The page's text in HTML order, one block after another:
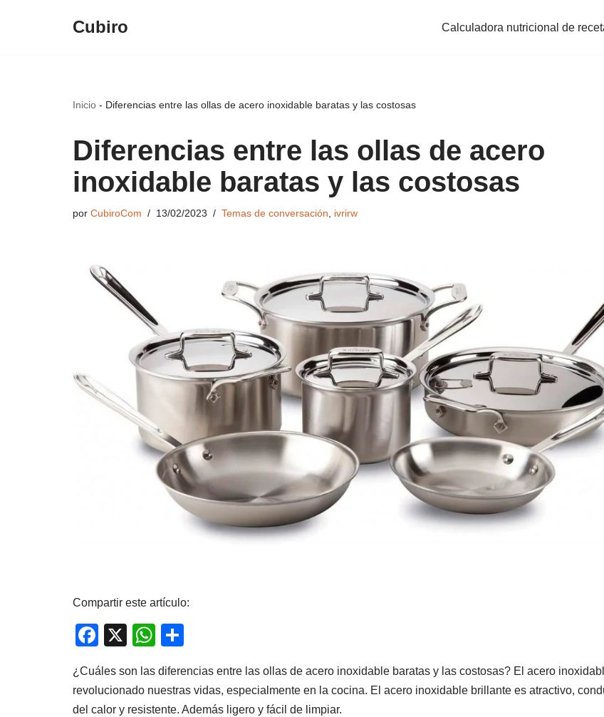
Cubiro Calculadora nutricional de
Inicio - Diferencias entre las ollas de acero inoxidable baratas y las costosas
Diferencias entre las ollas de acero
inoxidable baratas y las costosas
por CubiroCom 13/02/2023 Temas de conversación ivrirw
Compartir este artículo:
F
c
e
X
W
at
s
m
p
¿Cuáles son las diferencias entre las ollas de acero inoxidable baratas y las costosas? El acero
revolucionado nuestras vidas, especialmente en la cocina. El acero inoxidable brillante es atractivo,
del calor y resistente. Además ligero y fácil de limpiar.